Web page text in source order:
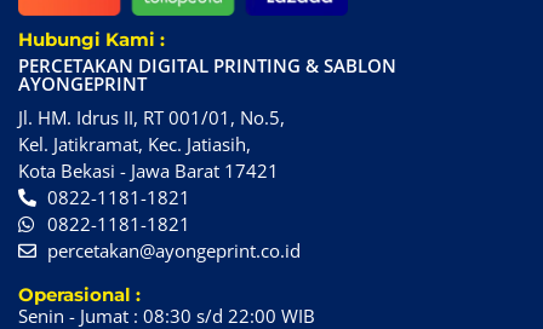
Hubungi Kami :
PERCETAKAN DIGITAL PRINTING & SABLON
AYONGEPRINT
Jl. HM. Idrus II, RT 001/01, No.5,
Kel. Jatikramat, Kec. Jatiasih,
Kota Bekasi - Jawa Barat 17421
0822-1181-1821
0822-1181-1821
percetakan@ayongeprint.co.id
Operasional :
Senin - Jumat : 08:30 s/d 22:00 WIB